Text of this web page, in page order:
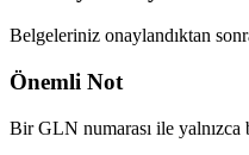
Belgeleriniz onaylandıktan
Önemli Not
Bir GLN numarası ile yalnızca